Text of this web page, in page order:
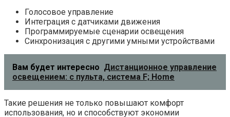
Голосовое управление
Интеграция с датчиками движения
Программируемые сценарии освещения
Синхронизация с другими умными устройствами
Вам будет интересно Дистанционное управление
освещением: с пульта, система F; Home
Такие решения не только повышают комфорт
использования, но и способствуют экономии